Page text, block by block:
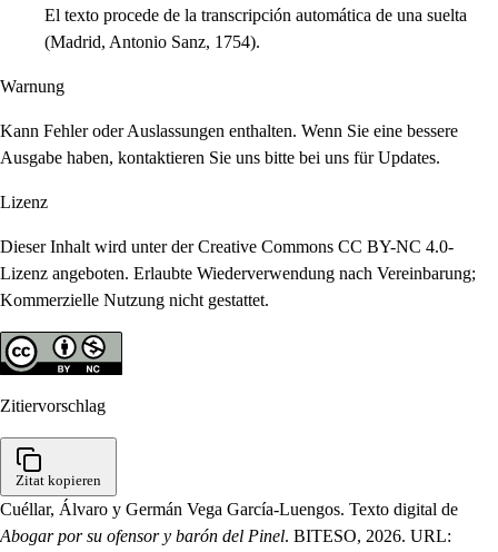
El texto procede de la transcripción automática de una suelta
(Madrid, Antonio Sanz, 1754).
Warnung
Kann Fehler oder Auslassungen enthalten. Wenn Sie eine bessere
Ausgabe haben, kontaktieren Sie uns bitte bei uns für Updates.
Lizenz
Dieser Inhalt wird unter der Creative Commons CC BY-NC 4.0-
Lizenz angeboten. Erlaubte Wiederverwendung nach Vereinbarung;
Kommerzielle Nutzung nicht gestattet.
Zitiervorschlag
Zitat kopieren
Cuéllar, Álvaro y Germán Vega García-Luengos. Texto digital de
Abogar por su ofensor y barón del Pinel. BITESO, 2026. URL: